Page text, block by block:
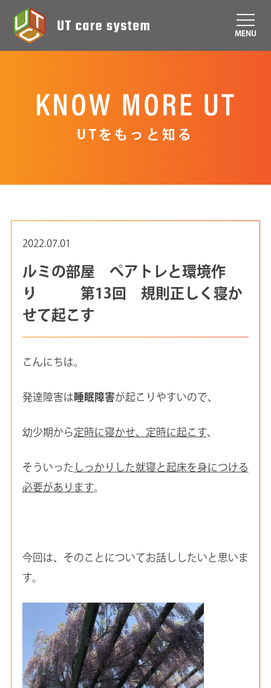
MENU
UTをもっと知る
2022.07.01
ルミの部屋 ぺアトレと環境作
り 第13回 規則正しく寝か
せて起こす
こんにちは。
発達障害は睡眠障害が起こりやすいので、
幼少期から定時に寝かせ、定時に起こす、
そういった しっかりした就寝と起床を身につける
必要があります。
今回は、そのことについてお話ししたいと思いま
す。